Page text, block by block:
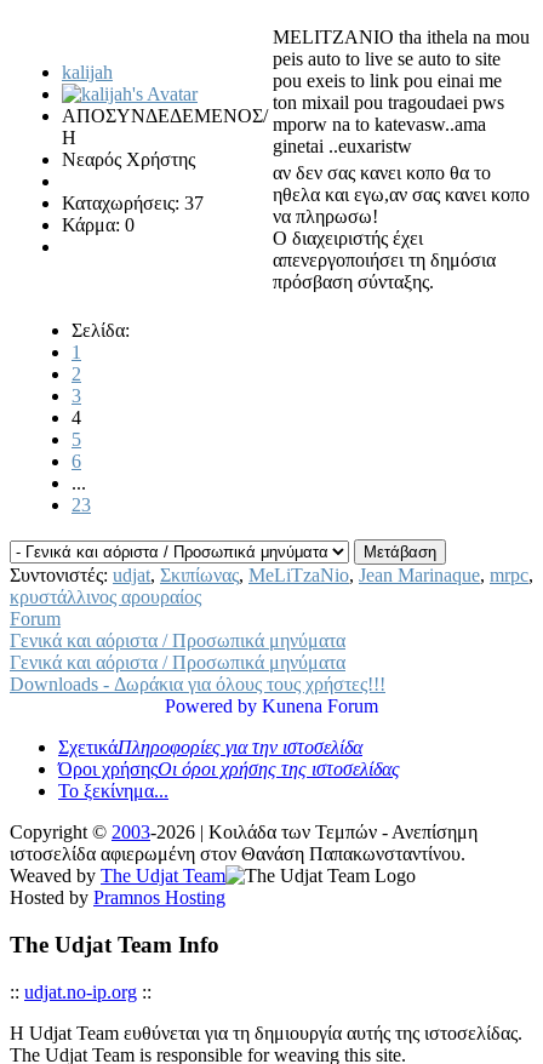
kalijah
ΑΠΟΣΥΝΔΕΔΕΜΕΝΟΣ/
Η
Νεαρός Χρήστης
Καταχωρήσεις: 37
Κάρμα: 0
MELITZANIO tha ithela na mou
peis auto to live se auto to site
pou exeis to link pou einai me
ton mixail pou tragoudaei pws
mporw na to katevasw..ama
ginetai ..euxaristw
αν δεν σας κανει κοπο θα το
ηθελα και εγω,αν σας κανει κοπο
να πληρωσω!
Ο διαχειριστής έχει
απενεργοποιήσει τη δημόσια
πρόσβαση σύνταξης.
Σελίδα:
1
2
3
4
5
6
...
23
Συντονιστές: udjat, Σκιπίωνας, MeLiTzaNio, Jean Marinaque, mrpc,
κρυστάλλινος αρουραίος
Forum
Γενικά και αόριστα / Προσωπικά μηνύματα
Γενικά και αόριστα / Προσωπικά μηνύματα
Downloads - Δωράκια για όλους τους χρήστες!!!
Powered by Kunena Forum
ΣχετικάΠληροφορίες για την ιστοσελίδα
Όροι χρήσηςΟι όροι χρήσης της ιστοσελίδας
Το ξεκίνημα...
Copyright © 2003-2026 | Κοιλάδα των Τεμπών - Ανεπίσημη
ιστοσελίδα αφιερωμένη στον Θανάση Παπακωνσταντίνου.
Weaved by The Udjat Team
Hosted by Pramnos Hosting
The Udjat Team Info
:: udjat.no-ip.org ::
Η Udjat Team ευθύνεται για τη δημιουργία αυτής της ιστοσελίδας.
The Udjat Team is responsible for weaving this site.